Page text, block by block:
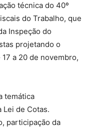
técnica do 40º
do Trabalho, que
Inspeção do
projetando o
a 20 de novembro,
temática
de Cotas.
participação da